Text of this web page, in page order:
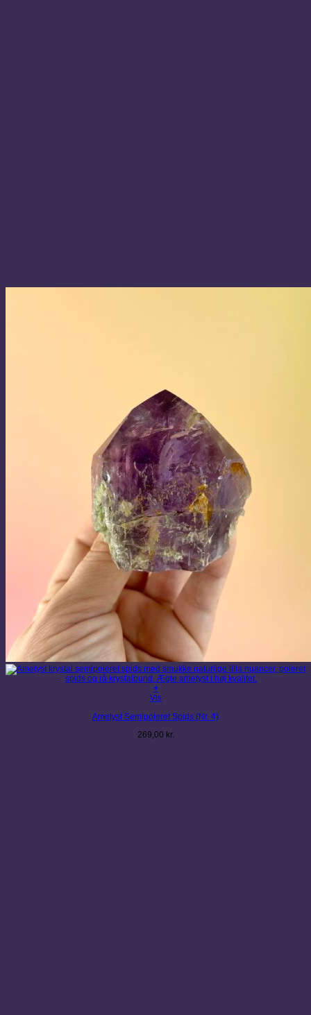
+
Vis
Ametyst Semipoleret Spids (Nr. 4)
269,00 kr.